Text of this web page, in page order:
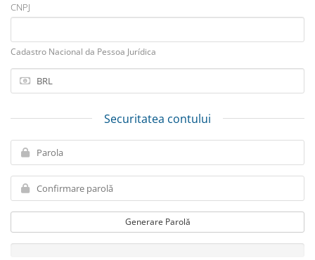
CNPJ
Cadastro Nacional da Pessoa Jurídica
Securitatea contului
Generare Parolă